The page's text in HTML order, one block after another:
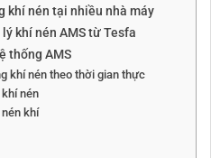
khí nén tại nhiều nhà máy
khí nén AMS từ Tesfa
thống AMS
khí nén theo thời gian thực
nén
khí